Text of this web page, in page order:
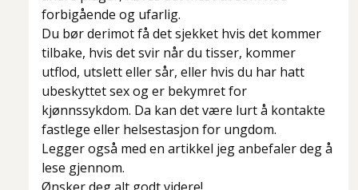
forbigående og ufarlig.
Du bør derimot få det sjekket hvis det kommer
tilbake, hvis det svir når du tisser, kommer
utflod, utslett eller sår, eller hvis du har hatt
ubeskyttet sex og er bekymret for
kjønnssykdom. Da kan det være lurt å kontakte
fastlege eller helsestasjon for ungdom.
Legger også med en artikkel jeg anbefaler deg å
lese gjennom.